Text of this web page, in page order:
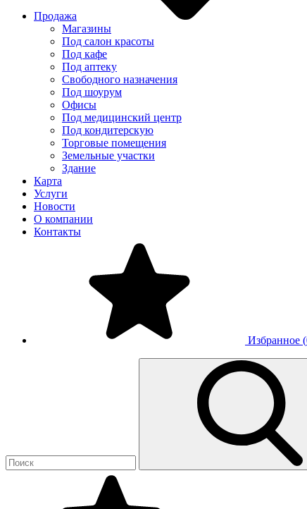
Продажа
Магазины
Под салон красоты
Под кафе
Под аптеку
Свободного назначения
Под шоурум
Офисы
Под медицинский центр
Под кондитерскую
Торговые помещения
Земельные участки
Здание
Карта
Услуги
Новости
О компании
Контакты
Избранное (